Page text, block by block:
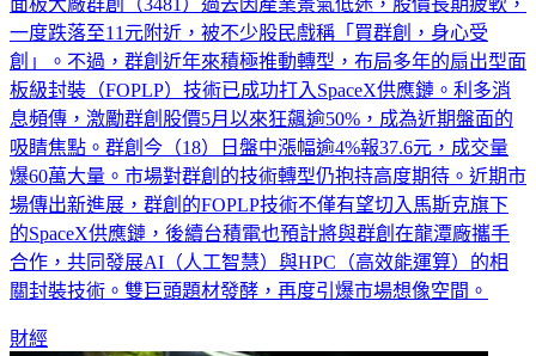
面板大廠群創（3481）過去因產業景氣低迷，股價長期疲軟，
一度跌落至11元附近，被不少股民戲稱「買群創，身心受
創」。不過，群創近年來積極推動轉型，布局多年的扇出型面
板級封裝（FOPLP）技術已成功打入SpaceX供應鏈。利多消
息頻傳，激勵群創股價5月以來狂飆逾50%，成為近期盤面的
吸睛焦點。群創今（18）日盤中漲幅逾4%報37.6元，成交量
爆60萬大量。市場對群創的技術轉型仍抱持高度期待。近期市
場傳出新進展，群創的FOPLP技術不僅有望切入馬斯克旗下
的SpaceX供應鏈，後續台積電也預計將與群創在龍潭廠攜手
合作，共同發展AI（人工智慧）與HPC（高效能運算）的相